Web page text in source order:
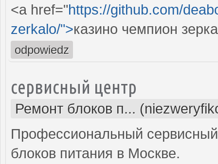
<a href="https://github.com/
zerkalo/">казино чемпион
odpowiedz
сервисный центр
Ремонт блоков п...
Профессиональный
блоков питания в Москве.